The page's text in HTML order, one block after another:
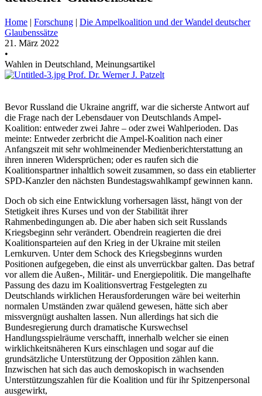
Home | Forschung | Die Ampelkoalition und der Wandel deutscher
Glaubenssätze
21. März 2022
•
Wahlen in Deutschland, Meinungsartikel
Prof. Dr. Werner J. Patzelt
Bevor Russland die Ukraine angriff, war die sicherste Antwort auf
die Frage nach der Lebensdauer von Deutschlands Ampel-
Koalition: entweder zwei Jahre – oder zwei Wahlperioden. Das
meinte: Entweder zerbricht die Ampel-Koalition nach einer
Anfangszeit mit sehr wohlmeinender Medienberichterstattung an
ihren inneren Widersprüchen; oder es raufen sich die
Koalitionspartner inhaltlich soweit zusammen, so dass ein etablierter
SPD-Kanzler den nächsten Bundestagswahlkampf gewinnen kann.
Doch ob sich eine Entwicklung vorhersagen lässt, hängt von der
Stetigkeit ihres Kurses und von der Stabilität ihrer
Rahmenbedingungen ab. Die aber haben sich seit Russlands
Kriegsbeginn sehr verändert. Obendrein reagierten die drei
Koalitionsparteien auf den Krieg in der Ukraine mit steilen
Lernkurven. Unter dem Schock des Kriegsbeginns wurden
Positionen aufgegeben, die einst als unverrückbar galten. Das betraf
vor allem die Außen-, Militär- und Energiepolitik. Die mangelhafte
Passung des dazu im Koalitionsvertrag Festgelegten zu
Deutschlands wirklichen Herausforderungen wäre bei weiterhin
normalen Umständen zwar quälend gewesen, hätte sich aber
missvergnügt aushalten lassen. Nun allerdings hat sich die
Bundesregierung durch dramatische Kurswechsel
Handlungsspielräume verschafft, innerhalb welcher sie einen
wirklichkeitsnäheren Kurs einschlagen und sogar auf die
grundsätzliche Unterstützung der Opposition zählen kann.
Inzwischen hat sich das auch demoskopisch in wachsenden
Unterstützungszahlen für die Koalition und für ihr Spitzenpersonal
ausgewirkt,